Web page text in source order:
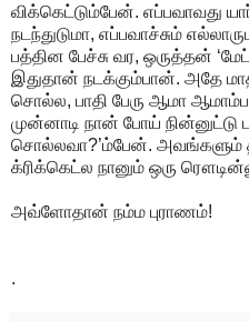
விக்கெட்டும்பேன். எப்பவாவது
நடந்துடுமா, எப்பவாச்சும்
பத்தின பேச்சு வர, ஒருத்தன்
இதுதான் நடக்கும்பான். அதே
சொல்ல, பாதி பேரு ஆமா
முன்னாடி நான் போய் நின்னுட்டு
சொல்லவா?’ம்பேன். அவங்களும்
க்ரிக்கெட்ல நானும் ஒரு
அவ்ளோதான் நம்ம புராணம்!
.